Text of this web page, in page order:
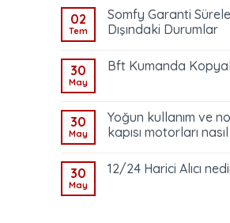
02
Tem
Somfy Garanti
Dışındaki Durumlar
30
May
Bft Kumanda
30
May
Yoğun kullanım ve
kapısı motorları nasıl
30
May
12/24 Harici Alıcı